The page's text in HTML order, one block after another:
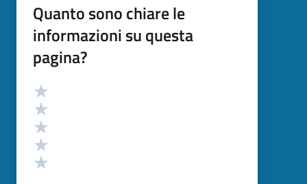
Quanto sono chiare le
informazioni su questa
pagina?
Valutazione